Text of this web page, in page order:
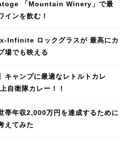
「Mountain Winery」で最
インを飲む！
Infinite ロックグラスが 最高にカ
場でも映える
キャンプに最適なレトルトカレ
自衛隊カレー！！
帯年収2,000万円を達成するために
えてみた